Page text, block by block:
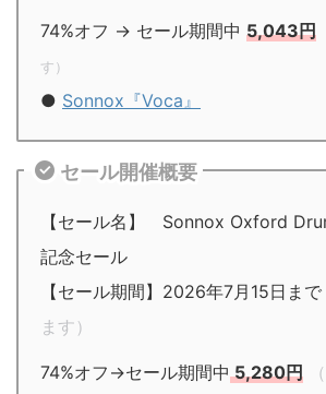
74%オフ → セール期間中 5,043円
す）
● Sonnox『Voca』
セール開催概要
【セール名】 Sonnox Oxford
記念セール
【セール期間】2026年7月15日まで
ます）
74%オフ→セール期間中5,280円